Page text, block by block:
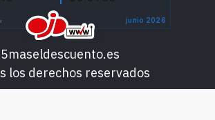
5maseldescuento.es
los derechos reservados